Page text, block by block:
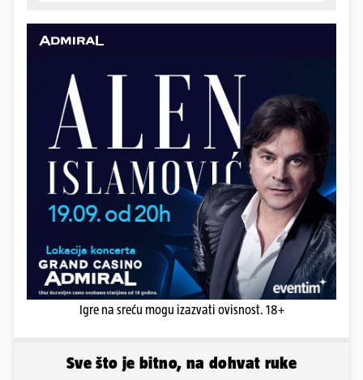
Igre na sreću mogu izazvati ovisnost. 18+
Sve što je bitno, na dohvat ruke